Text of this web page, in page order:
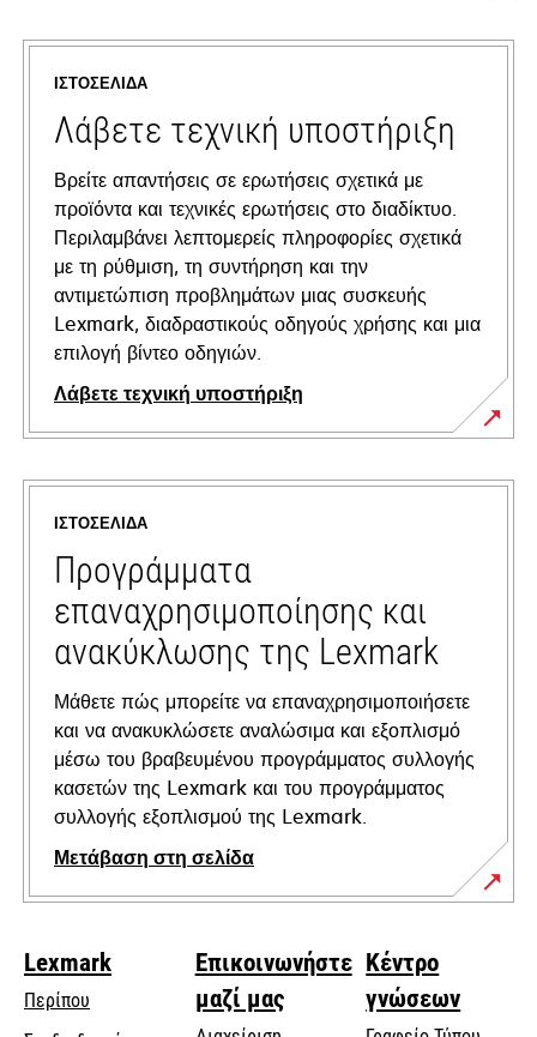
ΙΣΤΟΣΕΛΊΔΑ
Λάβετε τεχνική υποστήριξη
Βρείτε απαντήσεις σε ερωτήσεις σχετικά με
προϊόντα και τεχνικές ερωτήσεις στο διαδίκτυο.
Περιλαμβάνει λεπτομερείς πληροφορίες σχετικά
με τη ρύθμιση, τη συντήρηση και την
αντιμετώπιση προβλημάτων μιας συσκευής
Lexmark, διαδραστικούς οδηγούς χρήσης και μια
επιλογή βίντεο οδηγιών.
Λάβετε τεχνική υποστήριξη
opens
in
new
tab
ΙΣΤΟΣΕΛΊΔΑ
Προγράμματα
επαναχρησιμοποίησης και
ανακύκλωσης της Lexmark
Μάθετε πώς μπορείτε να επαναχρησιμοποιήσετε
και να ανακυκλώσετε αναλώσιμα και εξοπλισμό
μέσω του βραβευμένου προγράμματος συλλογής
κασετών της Lexmark και του προγράμματος
συλλογής εξοπλισμού της Lexmark.
Μετάβαση στη σελίδα
Lexmark
Περίπου
Επικοινωνήστε
μαζί μας
Κέντρο
γνώσεων